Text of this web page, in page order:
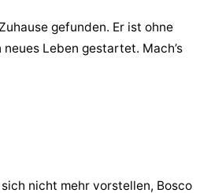
gefunden. Er ist ohne
Leben gestartet. Mach’s
nicht mehr vorstellen, Bosco